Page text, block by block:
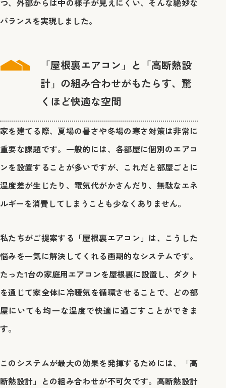
つ、外部からは中の様子が見えにくい、そんな絶妙な
バランスを実現しました。
「屋根裏エアコン」と「高断熱設
計」の組み合わせがもたらす、驚
くほど快適な空間
家を建てる際、夏場の暑さや冬場の寒さ対策は非常に
重要な課題です。一般的には、各部屋に個別のエアコ
ンを設置することが多いですが、これだと部屋ごとに
温度差が生じたり、電気代がかさんだり、無駄なエネ
ルギーを消費してしまうことも少なくありません。
私たちがご提案する「屋根裏エアコン」は、こうした
悩みを一気に解決してくれる画期的なシステムです。
たった1台の家庭用エアコンを屋根裏に設置し、ダクト
を通じて家全体に冷暖気を循環させることで、どの部
屋にいても均一な温度で快適に過ごすことができま
す。
このシステムが最大の効果を発揮するためには、
「高
断熱設計」との組み合わせが不可欠です。高断熱設計